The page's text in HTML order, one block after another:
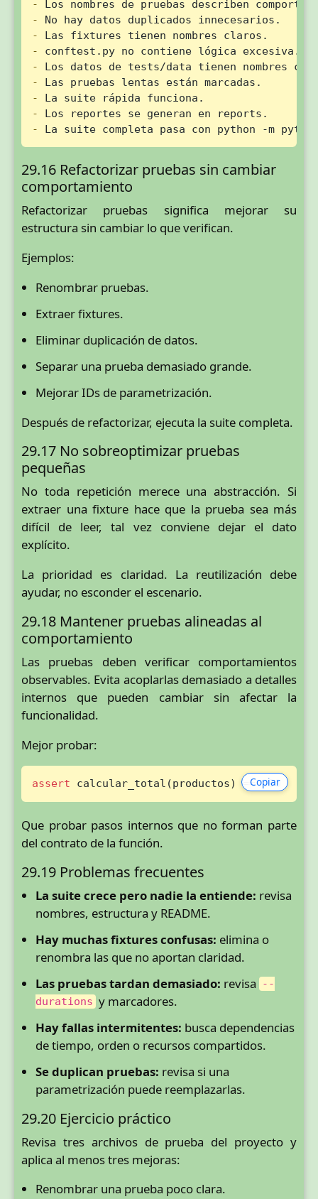
-
-
-
-
-
-
-
-
- La suite completa pasa con python -m
29.16 Refactorizar pruebas sin cambiar
comportamiento
Refactorizar pruebas significa mejorar su
estructura sin cambiar lo que verifican.
Ejemplos:
Renombrar pruebas.
Extraer fixtures.
Eliminar duplicación de datos.
Separar una prueba demasiado grande.
Mejorar IDs de parametrización.
Después de refactorizar, ejecuta la suite completa.
29.17 No sobreoptimizar pruebas
pequeñas
No toda repetición merece una abstracción. Si
extraer una fixture hace que la prueba sea más
difícil de leer, tal vez conviene dejar el dato
explícito.
La prioridad es claridad. La reutilización debe
ayudar, no esconder el escenario.
29.18 Mantener pruebas alineadas al
comportamiento
Las pruebas deben verificar comportamientos
observables. Evita acoplarlas demasiado a detalles
internos que pueden cambiar sin afectar la
funcionalidad.
Mejor probar:
Copiar
assert calcular_total(productos) == 350
Que probar pasos internos que no forman parte
del contrato de la función.
29.19 Problemas frecuentes
La suite crece pero nadie la entiende: revisa
nombres, estructura y README.
Hay muchas fixtures confusas: elimina o
renombra las que no aportan claridad.
Las pruebas tardan demasiado: revisa
--
durations y marcadores.
Hay fallas intermitentes: busca dependencias
de tiempo, orden o recursos compartidos.
Se duplican pruebas: revisa si una
parametrización puede reemplazarlas.
29.20 Ejercicio práctico
Revisa tres archivos de prueba del proyecto y
aplica al menos tres mejoras:
Renombrar una prueba poco clara.